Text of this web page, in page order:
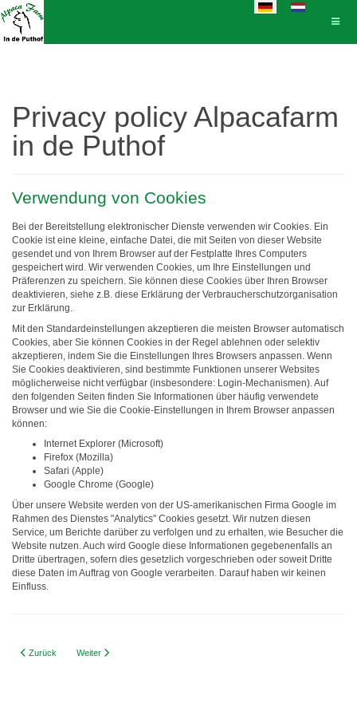
Sprache auswählen
Privacy policy Alpacafarm
in de Puthof
Verwendung von Cookies
Bei der Bereitstellung elektronischer Dienste verwenden wir Cookies. Ein
Cookie ist eine kleine, einfache Datei, die mit Seiten von dieser Website
gesendet und von Ihrem Browser auf der Festplatte Ihres Computers
gespeichert wird. Wir verwenden Cookies, um Ihre Einstellungen und
Präferenzen zu speichern. Sie können diese Cookies über Ihren Browser
deaktivieren, siehe z.B. diese Erklärung der Verbraucherschutzorganisation
zur Erklärung.
Mit den Standardeinstellungen akzeptieren die meisten Browser automatisch
Cookies, aber Sie können Cookies in der Regel ablehnen oder selektiv
akzeptieren, indem Sie die Einstellungen Ihres Browsers anpassen. Wenn
Sie Cookies deaktivieren, sind bestimmte Funktionen unserer Websites
möglicherweise nicht verfügbar (insbesondere: Login-Mechanismen). Auf
den folgenden Seiten finden Sie Informationen über häufig verwendete
Browser und wie Sie die Cookie-Einstellungen in Ihrem Browser anpassen
können:
Internet Explorer (Microsoft)
Firefox (Mozilla)
Safari (Apple)
Google Chrome (Google)
Über unsere Website werden von der US-amerikanischen Firma Google im
Rahmen des Dienstes "Analytics" Cookies gesetzt. Wir nutzen diesen
Service, um Berichte darüber zu verfolgen und zu erhalten, wie Besucher die
Website nutzen. Auch wird Google diese Informationen gegebenenfalls an
Dritte übertragen, sofern dies gesetzlich vorgeschrieben oder soweit Dritte
diese Daten im Auftrag von Google verarbeiten. Darauf haben wir keinen
Einfluss.
Vorheriger Beitrag: Zugang, Korrektur und Widerspruchsrecht
Zurück Nächster Beitrag: Google Analytics
Weiter